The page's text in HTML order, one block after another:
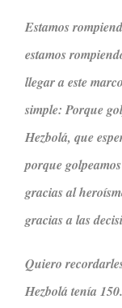
Estamos
estamos
llegar a este
simple: Porque
Hezbolá, que
porque
gracias al
gracias a las
Quiero
Hezbolá tenía